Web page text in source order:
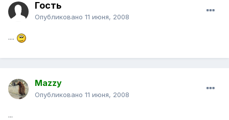
Гость
Опубликовано 11 июня, 2008
....
Mazzy
Опубликовано 11 июня, 2008
...